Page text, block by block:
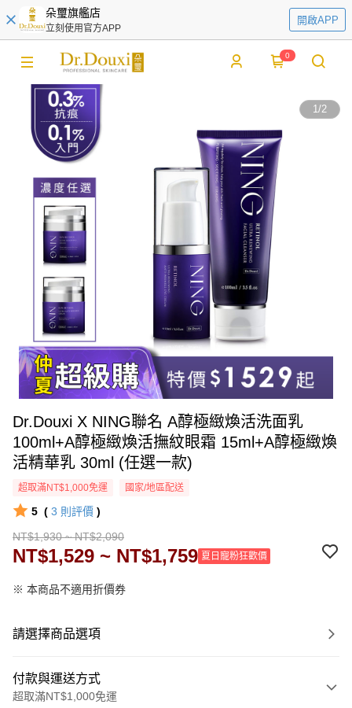
朵璽旗艦店
立刻使用官方APP
開啟APP
0
1/2
Dr.Douxi X NING聯名 A醇極緻煥活洗面乳
100ml+A醇極緻煥活撫紋眼霜 15ml+A醇極緻煥
活精華乳 30ml (任選一款)
超取滿NT$1,000免運 國家/地區配送
5 ( 3 則評價 )
NT$1,930 ~ NT$2,090
NT$1,529 ~ NT$1,759 夏日寵粉狂歡價
※ 本商品不適用折價券
請選擇商品選項
付款與運送方式
超取滿NT$1,000免運